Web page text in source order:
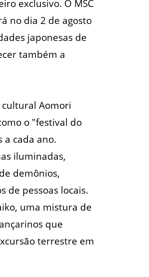
exclusivo. O MSC
no dia 2 de agosto
japonesas de
também a
Aomori
o "festival do
a cada ano.
iluminadas,
demônios,
de pessoas locais.
uma mistura de
que
terrestre em